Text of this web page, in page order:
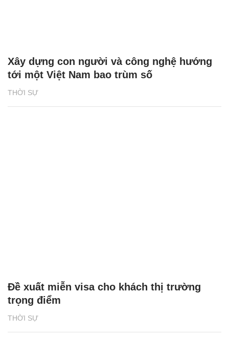
THỜI SỰ
Xây dựng con người và công nghệ hướng
tới một Việt Nam bao trùm số
THỜI SỰ
Đề xuất miễn visa cho khách thị trường
trọng điểm